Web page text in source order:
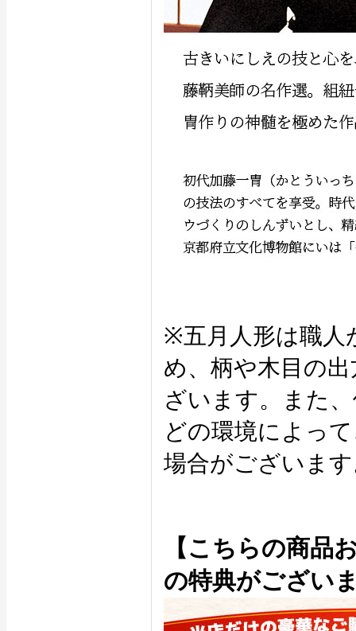
※五月人形は職人
め、柄や木目の
ざいます。また
どの環境によっ
場合がございま
【こちらの商品
の特典がござい